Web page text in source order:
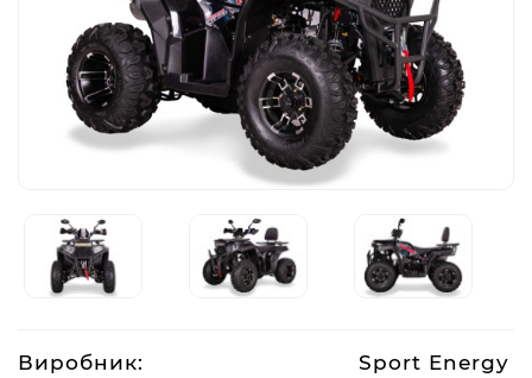
Екіпіювання
Запчастини
Аксесуари
Виробник:
Sport Energy